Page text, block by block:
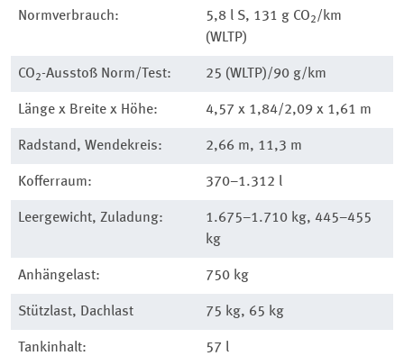
Normverbrauch: 5,8 l S, 131 g CO2/km
(WLTP)
CO2-Ausstoß Norm/Test: 25 (WLTP)/90 g/km
Länge x Breite x Höhe: 4,57 x 1,84/2,09 x 1,61 m
Radstand, Wendekreis: 2,66 m, 11,3 m
Kofferraum: 370–1.312 l
Leergewicht, Zuladung:
1.675–1.710 kg, 445–455
kg
Anhängelast: 750 kg
Stützlast, Dachlast 75 kg, 65 kg
Tankinhalt: 57 l